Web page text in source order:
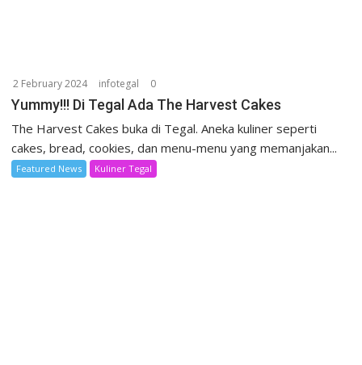
2 February 2024 infotegal 0
Yummy!!! Di Tegal Ada The Harvest Cakes
The Harvest Cakes buka di Tegal. Aneka kuliner seperti
cakes, bread, cookies, dan menu-menu yang memanjakan...
Featured News Kuliner Tegal